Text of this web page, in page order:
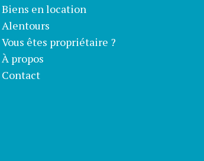
Biens en location
Alentours
Vous êtes propriétaire ?
À propos
Contact